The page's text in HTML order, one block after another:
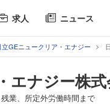
求人 ニュース
立GEニュークリア・エナジー
エナジー株
業、所定外労働時間まで